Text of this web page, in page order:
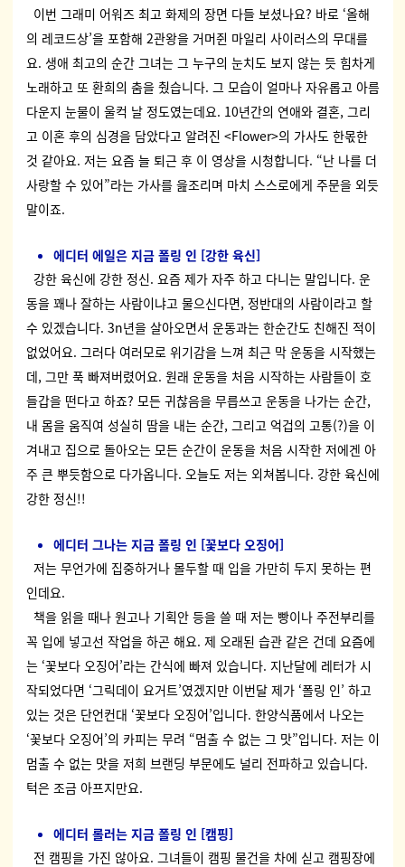
이번 그래미 어워즈 최고 화제의 장면 다들 보셨나요? 바로 ‘올해
의 레코드상’을 포함해 2관왕을 거머쥔 마일리 사이러스의 무대를
요. 생애 최고의 순간 그녀는 그 누구의 눈치도 보지 않는 듯 힘차게
노래하고 또 환희의 춤을 췄습니다. 그 모습이 얼마나 자유롭고 아름
다운지 눈물이 울컥 날 정도였는데요. 10년간의 연애와 결혼, 그리
고 이혼 후의 심경을 담았다고 알려진 <Flower>의 가사도 한몫한
것 같아요. 저는 요즘 늘 퇴근 후 이 영상을 시청합니다. “난 나를 더
사랑할 수 있어”라는 가사를 읊조리며 마치 스스로에게 주문을 외듯
말이죠.
에디터 에일은 지금 폴링 인 [강한 육신]
강한 육신에 강한 정신. 요즘 제가 자주 하고 다니는 말입니다. 운
동을 꽤나 잘하는 사람이냐고 물으신다면, 정반대의 사람이라고 할
수 있겠습니다. 3n년을 살아오면서 운동과는 한순간도 친해진 적이
없었어요. 그러다 여러모로 위기감을 느껴 최근 막 운동을 시작했는
데, 그만 푹 빠져버렸어요. 원래 운동을 처음 시작하는 사람들이 호
들갑을 떤다고 하죠? 모든 귀찮음을 무릅쓰고 운동을 나가는 순간,
내 몸을 움직여 성실히 땀을 내는 순간, 그리고 억겁의 고통(?)을 이
겨내고 집으로 돌아오는 모든 순간이 운동을 처음 시작한 저에겐 아
주 큰 뿌듯함으로 다가옵니다. 오늘도 저는 외쳐봅니다. 강한 육신에
강한 정신!!
에디터 그나는 지금 폴링 인 [꽃보다 오징어]
저는 무언가에 집중하거나 몰두할 때 입을 가만히 두지 못하는 편
인데요.
책을 읽을 때나 원고나 기획안 등을 쓸 때 저는 빵이나 주전부리를
꼭 입에 넣고선 작업을 하곤 해요. 제 오래된 습관 같은 건데 요즘에
는 ‘꽃보다 오징어’라는 간식에 빠져 있습니다. 지난달에 레터가 시
작되었다면 ‘그릭데이 요거트’였겠지만 이번달 제가 ‘폴링 인’ 하고
있는 것은 단언컨대 ‘꽃보다 오징어’입니다. 한양식품에서 나오는
‘꽃보다 오징어’의 카피는 무려 “멈출 수 없는 그 맛”입니다. 저는 이
멈출 수 없는 맛을 저희 브랜딩 부문에도 널리 전파하고 있습니다.
턱은 조금 아프지만요.
에디터 롤러는 지금 폴링 인 [캠핑]
전 캠핑을 가진 않아요. 그녀들이 캠핑 물건을 차에 싣고 캠핑장에